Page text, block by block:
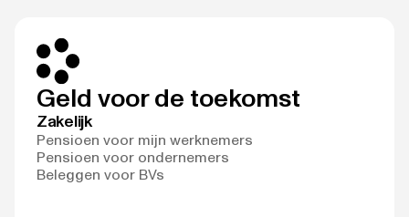
Geld voor de toekomst
Zakelijk
Pensioen voor mijn werknemers
Pensioen voor ondernemers
Beleggen voor BVs